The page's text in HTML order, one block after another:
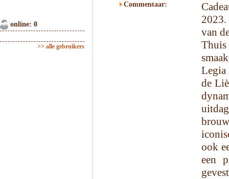
online: 0
>> alle gebruikers
Commentaar:
2023.
van
Legia
de
ook
een